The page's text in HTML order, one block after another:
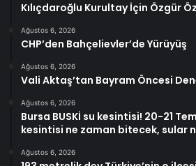
Kılıçdaroğlu Kurultay İçin Özgür
Ağustos 6, 2026
CHP’den Bahçelievler’de Yürüyüş
Ağustos 6, 2026
Vali Aktaş’tan Bayram Öncesi
Ağustos 6, 2026
Bursa BUSKİ su kesintisi! 20-21
kesintisi ne zaman bitecek, sular
Ağustos 6, 2026